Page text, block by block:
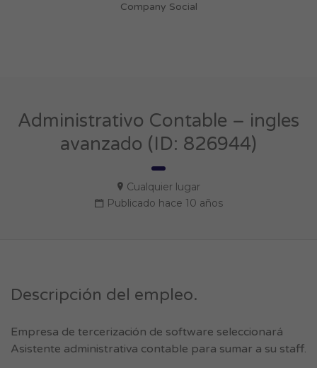
Company Social
Administrativo Contable – ingles
avanzado (ID: 826944)
Cualquier lugar
Publicado hace 10 años
Descripción del empleo.
Empresa de tercerización de software seleccionará
Asistente administrativa contable para sumar a su staff.